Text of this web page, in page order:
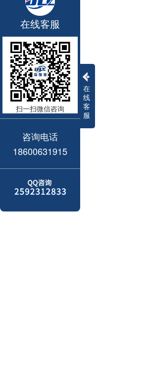
在
线
客
服
在线客服
扫一扫微信咨询
咨询电话
18600631915